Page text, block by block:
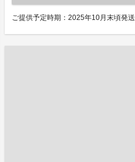
ご提供予定時期：2025年10月末頃発送